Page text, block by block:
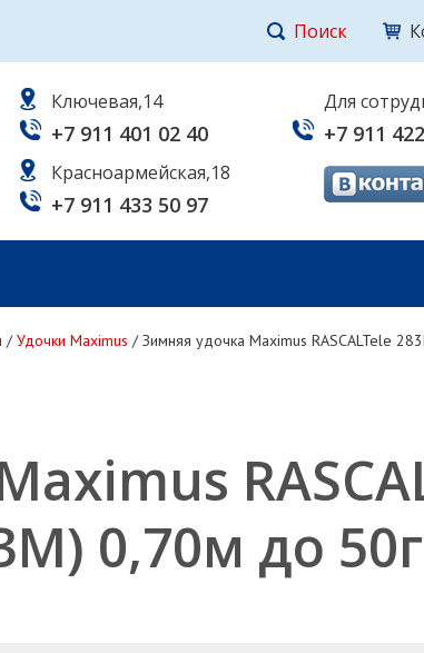
Поиск
Ключевая,14
+7 911 401 02 40
Красноармейская,18
+7 911 433 50 97
Для
+7 911
/Удочки Maximus /Зимняя удочка Maximus RASCALTele
0,70м до